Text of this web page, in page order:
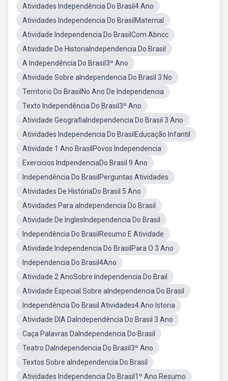
Atividades Independência Do Brasil4 Ano
Atividades Independencia Do BrasilMaternal
Atividade Independencia Do BrasilCom Abncc
Atividade De HistoriaIndependencia Do Brasil
A Independência Do Brasil3º Ano
Atividade Sobre aIndependencia Do Brasil 3 No
Territorio Do BrasilNo Ano De Independencia
Texto Independência Do Brasil3º Ano
Atividade GeografiaIndependencia Do Brasil 3 Ano
Atividades Independencia Do BrasilEducação Infantil
Atividade 1 Ano BrasilPovos Independencia
Exercicios IndpendenciaDo Brasil 9 Ano
Independência Do BrasilPerguntas Atividades
Atividades De HistóriaDo Brasil 5 Ano
Atividades Para aIndependencia Do Brasil
Atividade De InglesIndependencia Do Brasil
Independência Do BrasilResumo E Atividade
Atividade Independencia Do BrasilPara O 3 Ano
Independencia Do Brasil4Ano
Atividade 2 AnoSobre Independencia Do Brail
Atividade Especial Sobre aIndependencia Do Brasil
Independência Do Brasil Atividades4 Ano Istoria
Atividade DIA DaIndependência Do Brasil 3 Ano
Caça Palavras DaIndependencia Do Brasil
Teatro DaIndependencia Do Brasil3º Ano
Textos Sobre aIndependencia Do Brasil
Atividades Independencia Do Brasil1º Ano Resumo